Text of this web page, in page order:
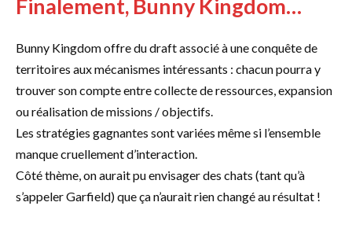
Finalement, Bunny Kingdom…
Bunny Kingdom offre du draft associé à une conquête de
territoires aux mécanismes intéressants : chacun pourra y
trouver son compte entre collecte de ressources, expansion
ou réalisation de missions / objectifs.
Les stratégies gagnantes sont variées même si l’ensemble
manque cruellement d’interaction.
Côté thème, on aurait pu envisager des chats (tant qu’à
s’appeler Garfield) que ça n’aurait rien changé au résultat !